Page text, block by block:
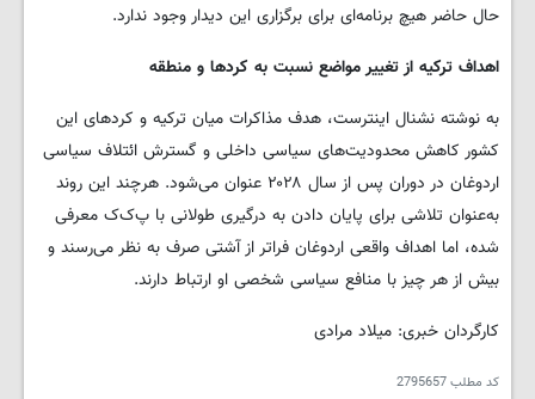
حال حاضر هیچ برنامه‌ای برای برگزاری این دیدار وجود ندارد.
اهداف ترکیه از تغییر مواضع نسبت به کردها و منطقه
به نوشته نشنال اینترست، هدف مذاکرات میان ترکیه و کردهای این
کشور کاهش محدودیت‌های سیاسی داخلی و گسترش ائتلاف سیاسی
اردوغان در دوران پس از سال ۲۰۲۸ عنوان می‌شود. هرچند این روند
به‌عنوان تلاشی برای پایان دادن به درگیری طولانی با پ‌ک‌ک معرفی
شده، اما اهداف واقعی اردوغان فراتر از آشتی صرف به نظر می‌رسند و
بیش از هر چیز با منافع سیاسی شخصی او ارتباط دارند.
کارگردان خبری: میلاد مرادی
کد مطلب2795657